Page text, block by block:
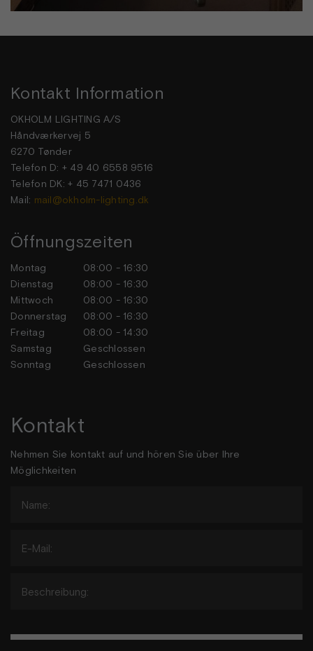
Kontakt Information
OKHOLM LIGHTING A/S
Håndværkervej 5
6270 Tønder
Telefon D: + 49 40 6558 9516
Telefon DK: + 45 7471 0436
Mail: mail@okholm-lighting.dk
Öffnungszeiten
Montag
08:00 - 16:30
Dienstag
08:00 - 16:30
Mittwoch
08:00 - 16:30
Donnerstag
08:00 - 16:30
Freitag
08:00 - 14:30
Samstag
Geschlossen
Sonntag
Geschlossen
Kontakt
Nehmen Sie kontakt auf und hören Sie über Ihre
Möglichkeiten